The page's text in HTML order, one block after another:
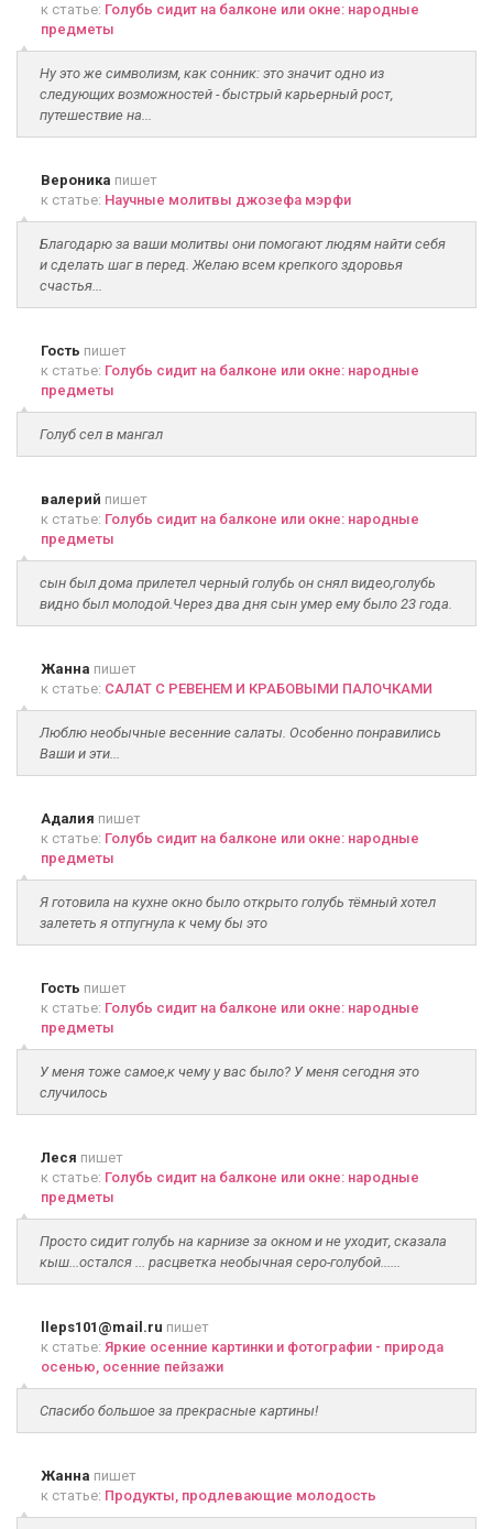
к статье: Голубь сидит на балконе или окне: народные
предметы
Ну это же символизм, как сонник: это значит одно из
следующих возможностей - быстрый карьерный рост,
путешествие на...
Вероника пишет
к статье: Научные молитвы джозефа мэрфи
Благодарю за ваши молитвы они помогают людям найти себя
и сделать шаг в перед. Желаю всем крепкого здоровья
счастья...
Гость пишет
к статье: Голубь сидит на балконе или окне: народные
предметы
Голуб сел в мангал
валерий пишет
к статье: Голубь сидит на балконе или окне: народные
предметы
сын был дома прилетел черный голубь он снял видео,голубь
видно был молодой.Через два дня сын умер ему было 23 года.
Жанна пишет
к статье: САЛАТ С РЕВЕНЕМ И КРАБОВЫМИ ПАЛОЧКАМИ
Люблю необычные весенние салаты. Особенно понравились
Ваши и эти...
Адалия пишет
к статье: Голубь сидит на балконе или окне: народные
предметы
Я готовила на кухне окно было открыто голубь тёмный хотел
залететь я отпугнула к чему бы это
Гость пишет
к статье: Голубь сидит на балконе или окне: народные
предметы
У меня тоже самое,к чему у вас было? У меня сегодня это
случилось
Леся пишет
к статье: Голубь сидит на балконе или окне: народные
предметы
Просто сидит голубь на карнизе за окном и не уходит, сказала
кыш...остался ... расцветка необычная серо-голубой......
lleps101@mail.ru пишет
к статье: Яркие осенние картинки и фотографии - природа
осенью, осенние пейзажи
Спасибо большое за прекрасные картины!
Жанна пишет
к статье: Продукты, продлевающие молодость